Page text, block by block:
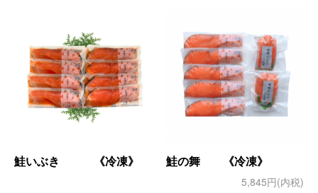
鮭いぶき 《冷凍》 鮭の舞 《冷凍》
5,845円(内税)